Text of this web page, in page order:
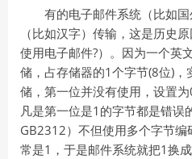
有的电子邮件系统（比如
（比如汉字）传输，这是历史
使用电子邮件?）。因为一个英
储，占存储器的1个字节(8位)
储，第一位并没有使用，设置
凡是第一位是1的字节都是错误
GB2312）不但使用多个字节
常是1，于是邮件系统就把1换